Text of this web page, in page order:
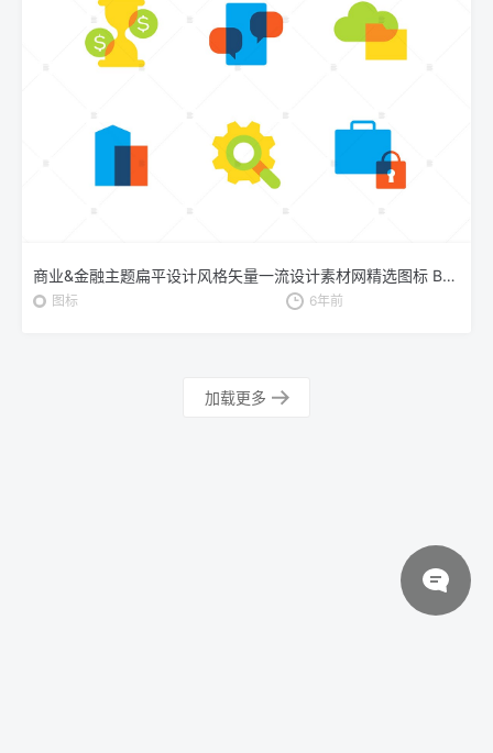
商业&金融主题扁平设计风格矢量一流设计素材网精选图标 Business and finance – flat design style icons set
图标 6年前
加载更多